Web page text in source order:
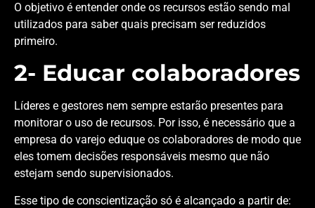
O objetivo é entender onde os recursos estão sendo mal
utilizados para saber quais precisam ser reduzidos
primeiro.
2- Educar colaboradores
Líderes e gestores nem sempre estarão presentes para
monitorar o uso de recursos. Por isso, é necessário que a
empresa do varejo eduque os colaboradores de modo que
eles tomem decisões responsáveis mesmo que não
estejam sendo supervisionados.
Esse tipo de conscientização só é alcançado a partir de: